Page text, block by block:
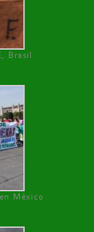
Brasil
México